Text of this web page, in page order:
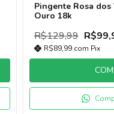
Pingente Rosa dos
Ouro 18k
R$129,99
R$89,99 com Pix